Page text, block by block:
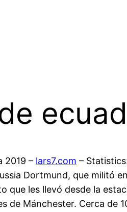
2019 – lars7.com –
Dortmund, que militó
les llevó desde la
de Mánchester. Cerca de